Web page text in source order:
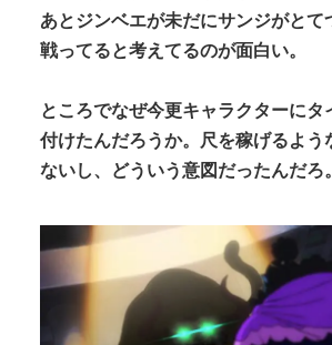
あとジンベエが未だにサンジがとて
戦ってると考えてるのが面白い。
ところでなぜ今更キャラクターにタ
付けたんだろうか。尺を稼げるよう
ないし、どういう意図だったんだろ。